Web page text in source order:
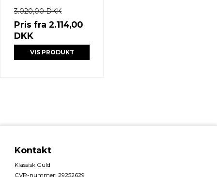
3.020,00 DKK
Pris fra 2.114,00
DKK
VIS PRODUKT
Kontakt
Klassisk Guld
CVR-nummer: 29252629